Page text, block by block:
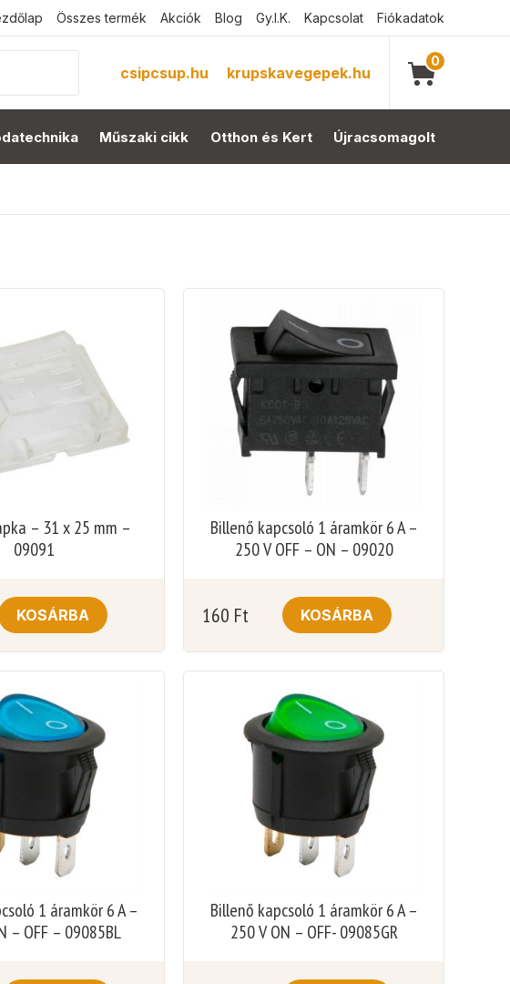
Összes termék Akciók Blog Gy.I.K. Kapcsolat Fiókadatok
csipcsup.hu krupskavegepek.hu
0
Műszaki cikk Otthon és Kert Újracsomagolt
– 31 x 25 mm –
09091
KOSÁRBA
Billenő kapcsoló 1 áramkör 6 A –
250 V OFF – ON – 09020
160 Ft KOSÁRBA
1 áramkör 6 A –
– OFF – 09085BL
Billenő kapcsoló 1 áramkör 6 A –
250 V ON – OFF- 09085GR